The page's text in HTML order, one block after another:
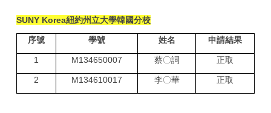
SUNY Korea紐約州立大學韓國分校
序號 學號 姓名 申請結果
1 M134650007 蔡〇詞 正取
2 M134610017 李〇華 正取